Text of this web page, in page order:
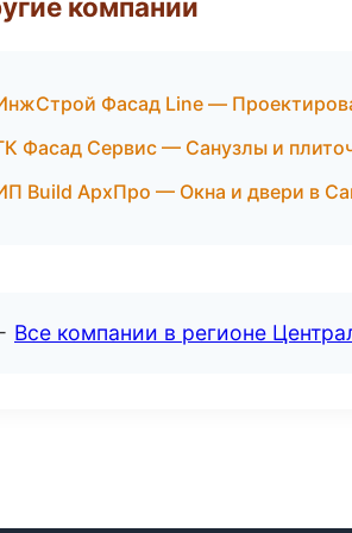
компании
Фасад Line —
Фасад Сервис — Санузлы и
Build АрхПро — Окна и двери в
Все компании в регионе